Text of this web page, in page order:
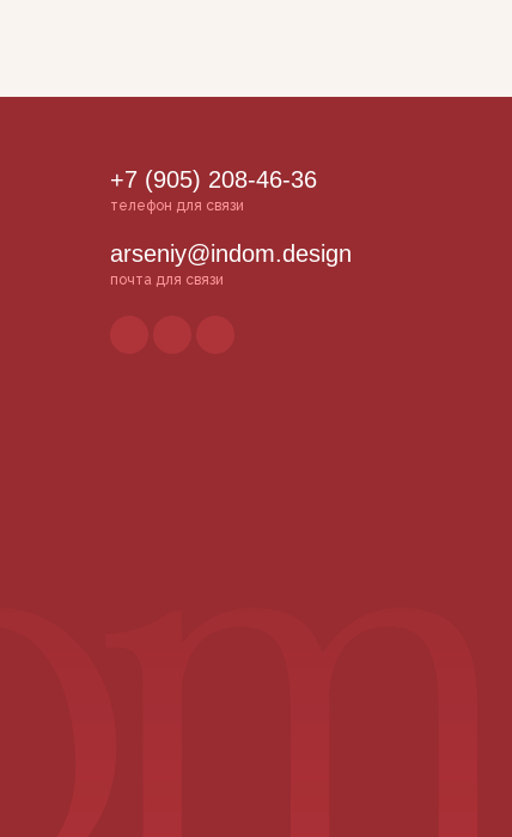
+7 (905) 208-46-36
телефон для связи
arseniy@indom.design
почта для связи